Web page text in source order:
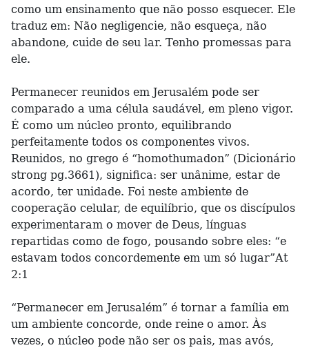
como um ensinamento que não posso esquecer. Ele
traduz em: Não negligencie, não esqueça, não
abandone, cuide de seu lar. Tenho promessas para
ele.
Permanecer reunidos em Jerusalém pode ser
comparado a uma célula saudável, em pleno vigor.
É como um núcleo pronto, equilibrando
perfeitamente todos os componentes vivos.
Reunidos, no grego é “homothumadon” (Dicionário
strong pg.3661), significa: ser unânime, estar de
acordo, ter unidade. Foi neste ambiente de
cooperação celular, de equilíbrio, que os discípulos
experimentaram o mover de Deus, línguas
repartidas como de fogo, pousando sobre eles: “e
estavam todos concordemente em um só lugar”At
2:1
“Permanecer em Jerusalém” é tornar a família em
um ambiente concorde, onde reine o amor. Às
vezes, o núcleo pode não ser os pais, mas avós,